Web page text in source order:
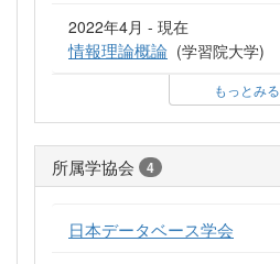
2022年4月 - 現在
情報理論概論 (学習院大学)
もっとみる
所属学協会 4
日本データベース学会